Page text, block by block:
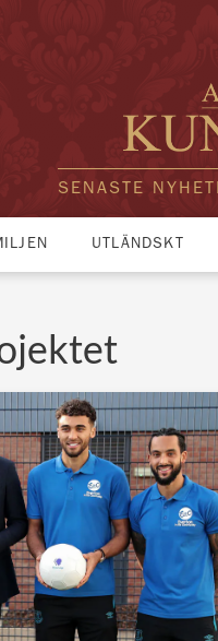
SENASTE
UTLÄNDSKT